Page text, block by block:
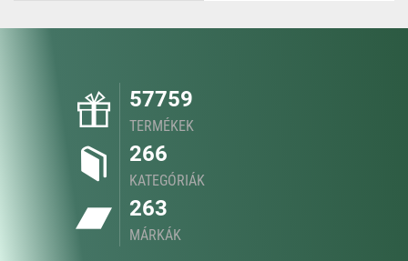
57759
TERMÉKEK
266
KATEGÓRIÁK
263
MÁRKÁK